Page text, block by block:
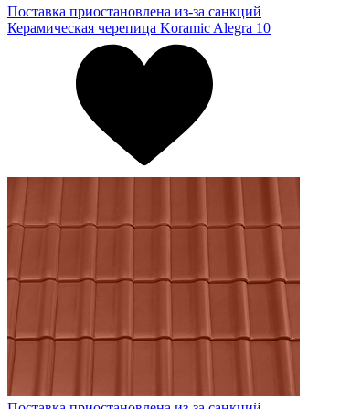
Поставка приостановлена из-за санкций
Керамическая черепица Koramic Alegra 10